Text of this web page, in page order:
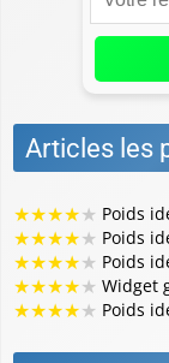
Articles les
★★★★★ Poids
★★★★★ Poids
★★★★★ Poids
★★★★★ Widget
★★★★★ Poids